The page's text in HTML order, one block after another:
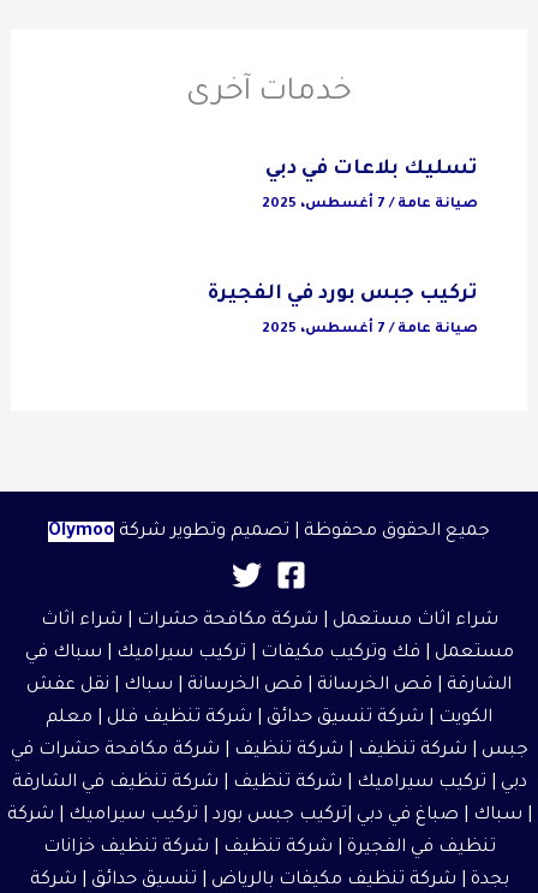
خدمات آخرى
تسليك بلاعات في دبي
صيانة عامة / 7 أغسطس، 2025
تركيب جبس بورد في الفجيرة
صيانة عامة / 7 أغسطس، 2025
جميع الحقوق محفوظة | تصميم وتطوير شركة Olymoo
شراء اثاث مستعمل شركة مكافحة حشرات
شراء اثاث
مستعمل | فك وتركيب مكيفات | تركيب سيراميك | سباك في
الشارقة
قص الخرسانة | قص الخرسانة | سباك | نقل عفش
الكويت
شركة تنسيق حدائق شركة تنظيف فلل
معلم
جبس
شركة تنظيف شركة تنظيف
شركة مكافحة حشرات في
دبي
تركيب سيراميك شركة تنظيف
شركة تنظيف في الشارقة
| سباك | صباغ في دبي |تركيب جبس بورد | تركيب سيراميك
شركة
تنظيف في الفجيرة
شركة تنظيف
شركة تنظيف خزانات
بجدة
شركة تنظيف مكيفات بالرياض تنسيق حدائق شركة